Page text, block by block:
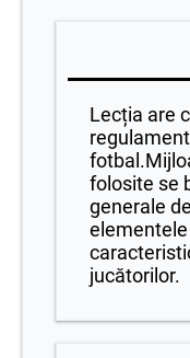
Lecția are
folosite se
generale
jucătorilor.